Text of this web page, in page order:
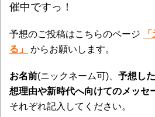
催中ですっ！
予想のご投稿はこちらのページ
る」
からお願いします。
お名前(ニックネーム可)、 予想し
想理由や新時代へ向けてのメッセ
それぞれ記入してください。